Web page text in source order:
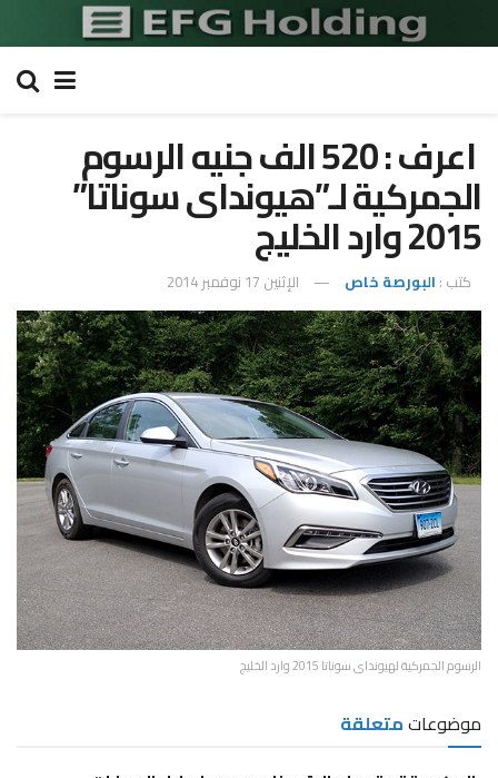
اعرف : 520 الف جنيه الرسوم
الجمركية لـ”هيونداى سوناتا”
2015 وارد الخليج
كتب : البورصة خاص الإثنين 17 نوفمبر 2014
الرسوم الجمركية لهيونداى سوناتا 2015 وارد الخليج
موضوعاتمتعلقة